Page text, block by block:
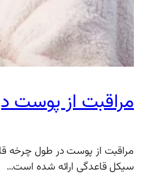
مراقبت از پوست
مراقبت از پوست در طول چرخه
سیکل قاعدگی ارائه شده است…